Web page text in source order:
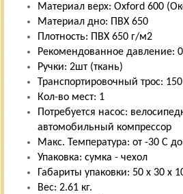
Материал верх: Oxford 600
Материал дно: ПВХ 650
Плотность: ПВХ 650 г/м2
Рекомендованное давление:
Ручки: 2шт (ткань)
Транспортировочный трос:
Кол-во мест: 1
Потребуется насос:
автомобильный компрессор
Макс. Температура: от -30 С
Упаковка: сумка - чехол
Габариты упаковки: 50 x 30 x
Вес: 2.61 кг.